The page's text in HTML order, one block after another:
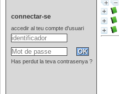
connectar-se
accedir al teu compte d'usuari
Has perdut la teva contrasenya ?